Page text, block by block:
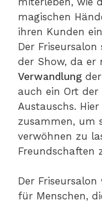
magischen
ihren Kunden
Der
der Show, da er
Verwandlung
auch ein Ort
Austauschs.
zusammen, um
verwöhnen zu
Freundschaften
Der
für Menschen,